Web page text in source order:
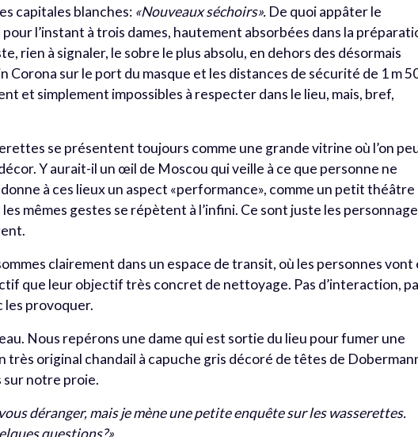
capitales blanches: «Nouveaux séchoirs». De quoi appâter le
l’instant à trois dames, hautement absorbées dans la
rien à signaler, le sobre le plus absolu, en dehors des désormais
Corona sur le port du masque et les distances de sécurité de 1 m
et simplement impossibles à respecter dans le lieu, mais, bref,
se présentent toujours comme une grande vitrine où l’on
Y aurait-il un œil de Moscou qui veille à ce que personne ne
à ces lieux un aspect «performance», comme un petit théâtre
mêmes gestes se répètent à l’infini. Ce sont juste les
clairement dans un espace de transit, où les personnes vont
que leur objectif très concret de nettoyage. Pas d’interaction,
les provoquer.
Nous repérons une dame qui est sortie du lieu pour fumer une
original chandail à capuche gris décoré de têtes de
sur notre proie.
déranger, mais je mène une petite enquête sur les wasserettes.
questions?»